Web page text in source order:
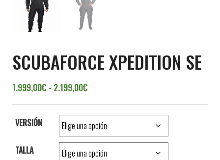
SCUBAFORCE XPEDITION SE
1.999,00€ - 2.199,00€
VERSIÓN
TALLA